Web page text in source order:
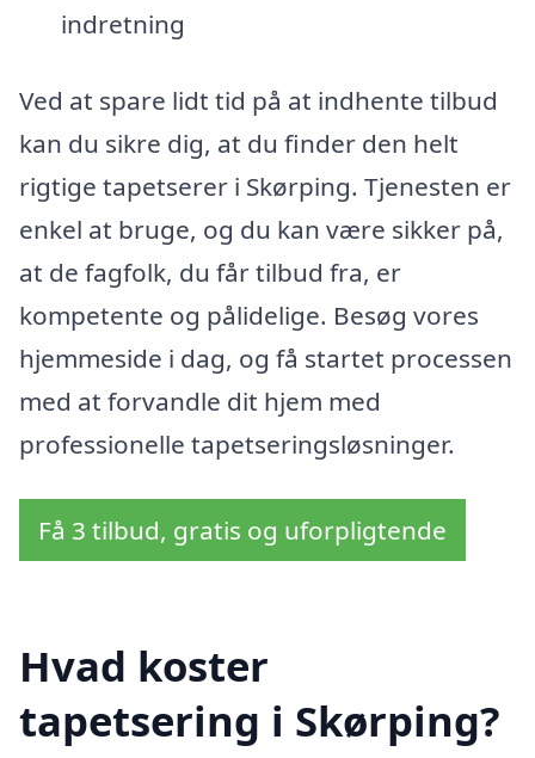
indretning
Ved at spare lidt tid på at indhente tilbud
kan du sikre dig, at du finder den helt
rigtige tapetserer i Skørping. Tjenesten er
enkel at bruge, og du kan være sikker på,
at de fagfolk, du får tilbud fra, er
kompetente og pålidelige. Besøg vores
hjemmeside i dag, og få startet processen
med at forvandle dit hjem med
professionelle tapetseringsløsninger.
Få 3 tilbud, gratis og uforpligtende
Hvad koster
tapetsering i Skørping?